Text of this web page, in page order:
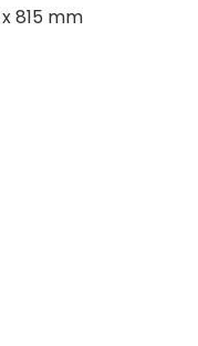
815 mm